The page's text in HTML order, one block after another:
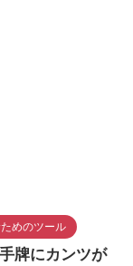
めのツール
牌にカンツが